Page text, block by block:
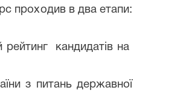
проходив в два етапи:
кандидатів на
з питань державної